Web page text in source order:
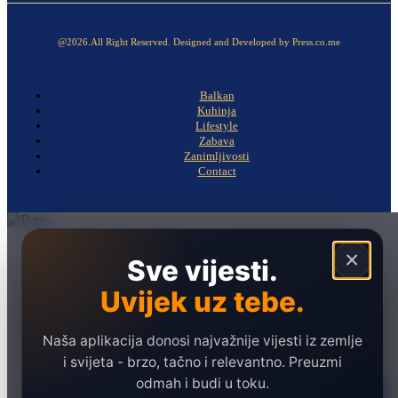
@2026.All Right Reserved. Designed and Developed by Press.co.me
Balkan
Kuhinja
Lifestyle
Zabava
Zanimljivosti
Contact
×
Sve vijesti.
Uvijek uz tebe.
Naša aplikacija donosi najvažnije vijesti iz zemlje
i svijeta - brzo, tačno i relevantno. Preuzmi
odmah i budi u toku.
Ekonomija